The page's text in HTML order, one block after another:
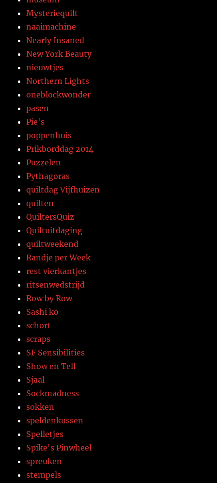
Mysteriequilt
naaimachine
Nearly Insaned
New York Beauty
nieuwtjes
Northern Lights
oneblockwonder
pasen
Pie's
poppenhuis
Prikborddag 2014
Puzzelen
Pythagoras
quiltdag Vijfhuizen
quilten
QuiltersQuiz
Quiltuitdaging
quiltweekend
Randje per Week
rest vierkantjes
ritsenwedstrijd
Row by Row
Sashi ko
schort
scraps
SF Sensibilities
Show en Tell
Sjaal
Sockmadness
sokken
speldenkussen
Spelletjes
Spike's Pinwheel
spreuken
stempels